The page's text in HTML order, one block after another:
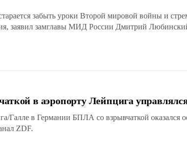
забыть уроки Второй мировой войны и
заявил замглавы МИД России Дмитрий
в аэропорту Лейпцига
Галле в Германии БПЛА со взрывчаткой оказался
ZDF.